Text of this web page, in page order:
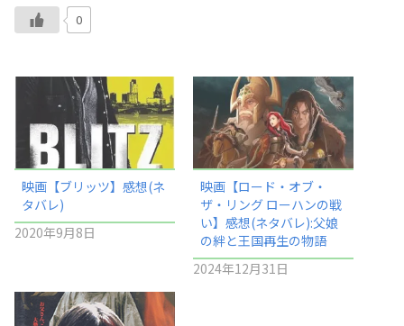
0
映画【ブリッツ】感想(ネ
タバレ)
2020年9月8日
映画【ロード・オブ・
ザ・リング ローハンの戦
い】感想(ネタバレ):父娘
の絆と王国再生の物語
2024年12月31日